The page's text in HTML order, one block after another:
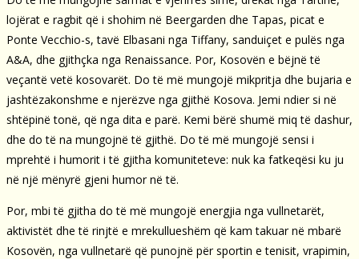
lojërat e ragbit që i shohim në Beergarden dhe Tapas, picat e
Ponte Vecchio-s, tavë Elbasani nga Tiffany, sanduiçet e pulës nga
A&A, dhe gjithçka nga Renaissance. Por, Kosovën e bëjnë të
veçantë vetë kosovarët. Do të më mungojë mikpritja dhe bujaria e
jashtëzakonshme e njerëzve nga gjithë Kosova. Jemi ndier si në
shtëpinë tonë, që nga dita e parë. Kemi bërë shumë miq të dashur,
dhe do të na mungojnë të gjithë. Do të më mungojë sensi i
mprehtë i humorit i të gjitha komuniteteve: nuk ka fatkeqësi ku ju
në një mënyrë gjeni humor në të.
Por, mbi të gjitha do të më mungojë energjia nga vullnetarët,
aktivistët dhe të rinjtë e mrekullueshëm që kam takuar në mbarë
Kosovën, nga vullnetarë që punojnë për sportin e tenisit, vrapimin,